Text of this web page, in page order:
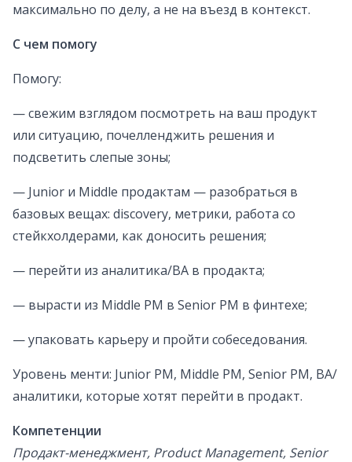
максимально по делу, а не на въезд в контекст.
С чем помогу
Помогу:
— свежим взглядом посмотреть на ваш продукт
или ситуацию, почелленджить решения и
подсветить слепые зоны;
— Junior и Middle продактам — разобраться в
базовых вещах: discovery, метрики, работа со
стейкхолдерами, как доносить решения;
— перейти из аналитика/BA в продакта;
— вырасти из Middle PM в Senior PM в финтехе;
— упаковать карьеру и пройти собеседования.
Уровень менти: Junior PM, Middle PM, Senior PM, BA/
аналитики, которые хотят перейти в продакт.
Компетенции
Продакт-менеджмент, Product Management, Senior